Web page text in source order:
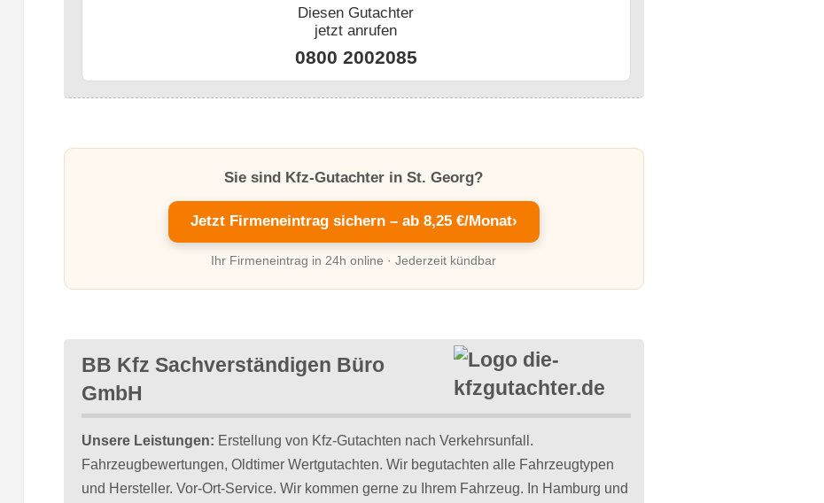
Diesen Gutachter
jetzt anrufen
0800 2002085
Sie sind Kfz-Gutachter in St. Georg?
Jetzt Firmeneintrag sichern – ab 8,25 €/Monat›
Ihr Firmeneintrag in 24h online · Jederzeit kündbar
BB Kfz Sachverständigen Büro
GmbH
Unsere Leistungen: Erstellung von Kfz-Gutachten nach Verkehrsunfall.
Fahrzeugbewertungen, Oldtimer Wertgutachten. Wir begutachten alle Fahrzeugtypen
und Hersteller. Vor-Ort-Service. Wir kommen gerne zu Ihrem Fahrzeug. In Hamburg und